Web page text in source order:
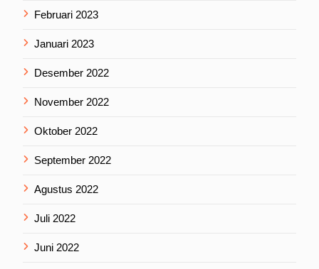
Februari 2023
Januari 2023
Desember 2022
November 2022
Oktober 2022
September 2022
Agustus 2022
Juli 2022
Juni 2022